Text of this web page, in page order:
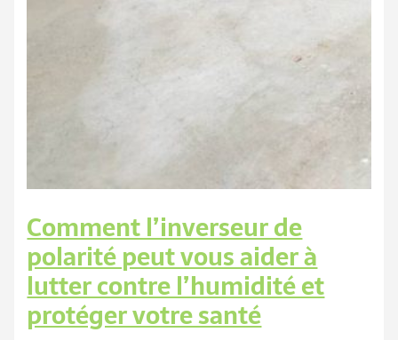
Comment l’inverseur de
polarité peut vous aider à
lutter contre l’humidité et
protéger votre santé